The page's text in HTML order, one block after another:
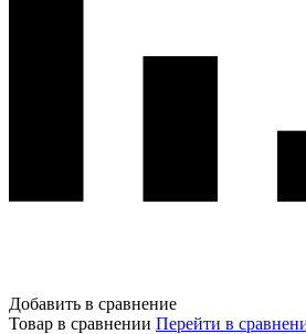
Добавить в сравнение
Товар в сравнении Перейти в